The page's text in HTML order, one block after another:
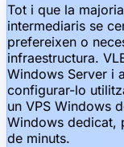
Tot i que la
intermediaris se
prefereixen o
infraestructura.
Windows Server i
configurar-lo
un VPS Windows
Windows dedicat,
de minuts.